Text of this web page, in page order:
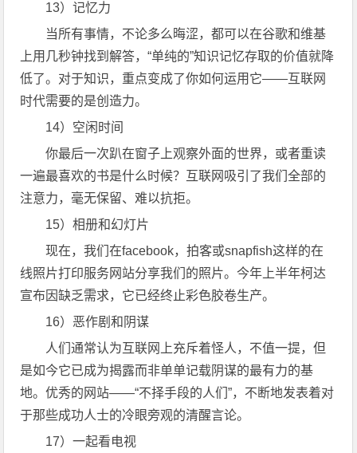
13）记忆力
当所有事情，不论多么晦涩，都可以在谷歌和维基
上用几秒钟找到解答，“单纯的”知识记忆存取的价值就降
低了。对于知识，重点变成了你如何运用它——互联网
时代需要的是创造力。
14）空闲时间
你最后一次趴在窗子上观察外面的世界，或者重读
一遍最喜欢的书是什么时候？互联网吸引了我们全部的
注意力，毫无保留、难以抗拒。
15）相册和幻灯片
现在，我们在facebook，拍客或snapfish这样的在
线照片打印服务网站分享我们的照片。今年上半年柯达
宣布因缺乏需求，它已经终止彩色胶卷生产。
16）恶作剧和阴谋
人们通常认为互联网上充斥着怪人，不值一提，但
是如今它已成为揭露而非单单记载阴谋的最有力的基
地。优秀的网站——“不择手段的人们”，不断地发表着对
于那些成功人士的冷眼旁观的清醒言论。
17）一起看电视